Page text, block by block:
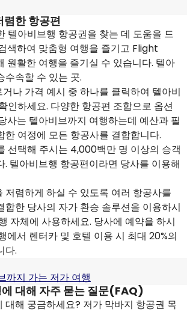
렴한 항공편
텔아비브행 항공권을 찾는 데 도움을 드
색하여 맞춤형 여행을 즐기고 Flight
활한 여행을 즐기실 수 있습니다. 텔아
수속할 수 있는 곳.
거나 가격 예시 중 하나를 클릭하여 텔아비
인하세요. 다양한 항공편 조합으로 옵션
사는 텔아비브까지 여행하는데 예산과 필
한 여정에 모든 항공사를 결합합니다.
선택해 주시는 4,000백만 명 이상의 승객
. 텔아비브행 항공편이라면 당사를 이용해
저렴하게 하실 수 있도록 여러 항공사를
합한 당사의 자가 환승 솔루션을 이용하시
자체에 사용하세요. 당사에 예약을 하시
에서 렌터카 및 호텔 이용 시 최대 20%의
다.
까지 가는 저가 여행
대해 자주 묻는 질문(FAQ)
대해 궁금하세요? 저가 막바지 항공권 목